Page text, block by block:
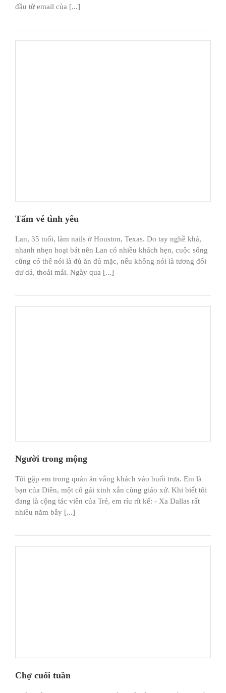
đầu từ email của [...]
Tấm vé tình yêu
Lan, 35 tuổi, làm nails ở Houston, Texas. Do tay nghề khá,
nhanh nhẹn hoạt bát nên Lan có nhiều khách hẹn, cuộc sống
cũng có thể nói là đủ ăn đủ mặc, nếu không nói là tương đối
dư dả, thoải mái. Ngày qua [...]
Người trong mộng
Tôi gặp em trong quán ăn vắng khách vào buổi trưa. Em là
bạn của Diên, một cô gái xinh xắn cùng giáo xứ. Khi biết tôi
đang là cộng tác viên của Trẻ, em ríu rít kể: - Xa Dallas rất
nhiều năm bây [...]
Chợ cuối tuần